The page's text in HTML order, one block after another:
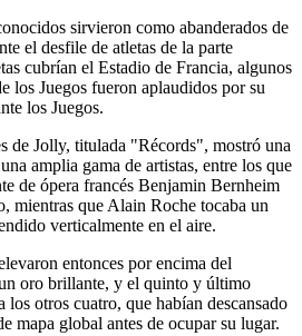
sirvieron como abanderados de
el desfile de atletas de la parte
cubrían el Estadio de Francia, algunos
los Juegos fueron aplaudidos por su
los Juegos.
de Jolly, titulada "Récords", mostró una
amplia gama de artistas, entre los que
de ópera francés Benjamin Bernheim
mientras que Alain Roche tocaba un
verticalmente en el aire.
entonces por encima del
oro brillante, y el quinto y último
los otros cuatro, que habían descansado
mapa global antes de ocupar su lugar.